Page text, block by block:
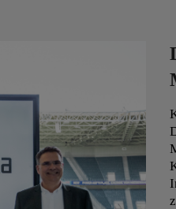
für Kyocera
In Verbindung
umfassen